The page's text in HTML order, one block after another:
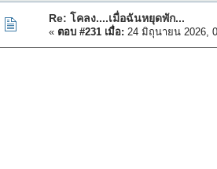
Re: โคลง....เมื่อฉันหยุดพัก...
« ตอบ #231 เมื่อ: 24 มิถุนายน 2026,